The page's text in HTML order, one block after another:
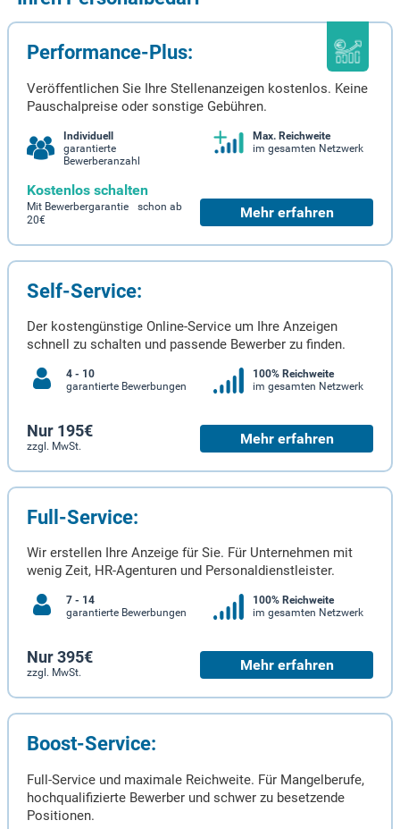
Performance-Plus:
Veröffentlichen Sie Ihre Stellenanzeigen kostenlos. Keine
Pauschalpreise oder sonstige Gebühren.
Individuell
garantierte
Bewerberanzahl
Max. Reichweite
im gesamten Netzwerk
Kostenlos schalten
Mit Bewerbergarantie schon ab
20€
Mehr erfahren
Self-Service:
Der kostengünstige Online-Service um Ihre Anzeigen
schnell zu schalten und passende Bewerber zu finden.
4 - 10
garantierte Bewerbungen
100% Reichweite
im gesamten Netzwerk
Nur 195€
zzgl. MwSt. Mehr erfahren
Full-Service:
Wir erstellen Ihre Anzeige für Sie. Für Unternehmen mit
wenig Zeit, HR-Agenturen und Personaldienstleister.
7 - 14
garantierte Bewerbungen
100% Reichweite
im gesamten Netzwerk
Nur 395€
zzgl. MwSt. Mehr erfahren
Boost-Service:
Full-Service und maximale Reichweite. Für Mangelberufe,
hochqualifizierte Bewerber und schwer zu besetzende
Positionen.